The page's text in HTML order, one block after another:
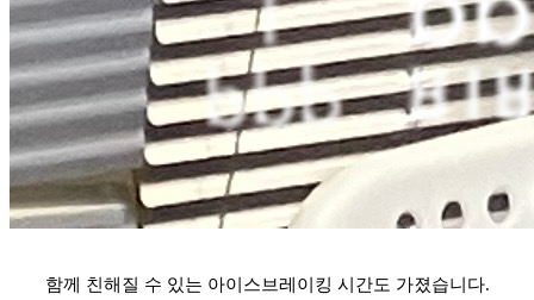
함께 친해질 수 있는 아이스브레이킹 시간도 가졌습니다.